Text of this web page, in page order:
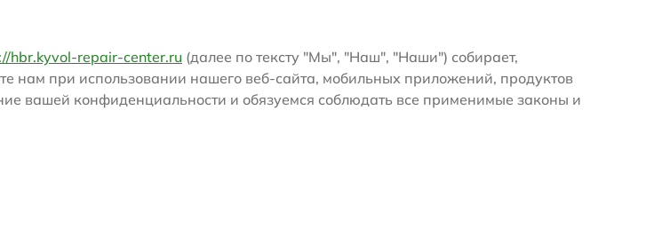
hbr.kyvol-repair-center.ru (далее по тексту "Мы", "Наш", "Наши") собирает,
нам при использовании нашего веб-сайта, мобильных приложений, продуктов
вашей конфиденциальности и обязуемся соблюдать все применимые законы и